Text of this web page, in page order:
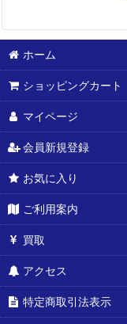
ホーム
ショッピングカート
マイページ
会員新規登録
お気に入り
ご利用案内
買取
アクセス
特定商取引法表示